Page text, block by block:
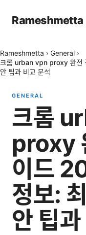
Rameshmetta
Rameshmetta › General ›
크롬 urban vpn proxy 완전
안 팁과 비교 분석
GENERAL
크롬
proxy
이드
정보:
안 팁